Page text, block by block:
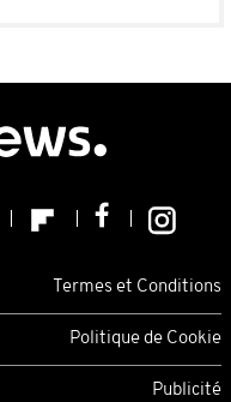
Termes et Conditions
Politique de Cookie
Publicité